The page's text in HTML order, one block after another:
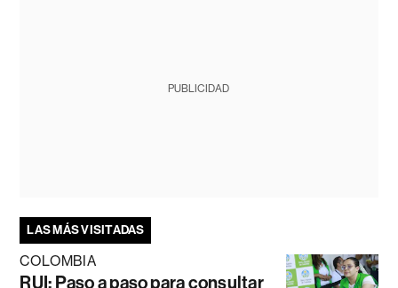
PUBLICIDAD
LAS MÁS VISITADAS
COLOMBIA
RUI: Paso a paso para consultar